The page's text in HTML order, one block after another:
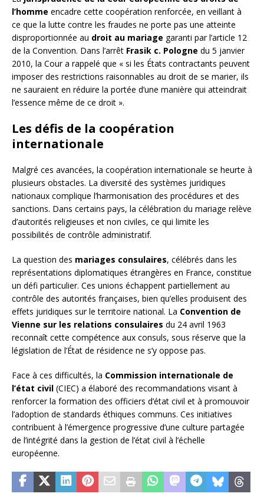
l’homme encadre cette coopération renforcée, en veillant à
ce que la lutte contre les fraudes ne porte pas une atteinte
disproportionnée au droit au mariage garanti par l’article 12
de la Convention. Dans l’arrêt Frasik c. Pologne du 5 janvier
2010, la Cour a rappelé que « si les États contractants peuvent
imposer des restrictions raisonnables au droit de se marier, ils
ne sauraient en réduire la portée d’une manière qui atteindrait
l’essence même de ce droit ».
Les défis de la coopération
internationale
Malgré ces avancées, la coopération internationale se heurte à
plusieurs obstacles. La diversité des systèmes juridiques
nationaux complique l’harmonisation des procédures et des
sanctions. Dans certains pays, la célébration du mariage relève
d’autorités religieuses et non civiles, ce qui limite les
possibilités de contrôle administratif.
La question des mariages consulaires, célébrés dans les
représentations diplomatiques étrangères en France, constitue
un défi particulier. Ces unions échappent partiellement au
contrôle des autorités françaises, bien qu’elles produisent des
effets juridiques sur le territoire national. La Convention de
Vienne sur les relations consulaires du 24 avril 1963
reconnaît cette compétence aux consuls, sous réserve que la
législation de l’État de résidence ne s’y oppose pas.
Face à ces difficultés, la Commission internationale de
l’état civil (CIEC) a élaboré des recommandations visant à
renforcer la formation des officiers d’état civil et à promouvoir
l’adoption de standards éthiques communs. Ces initiatives
contribuent à l’émergence progressive d’une culture partagée
de l’intégrité dans la gestion de l’état civil à l’échelle
européenne.